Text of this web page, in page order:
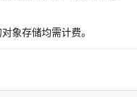
象存储均需计费。